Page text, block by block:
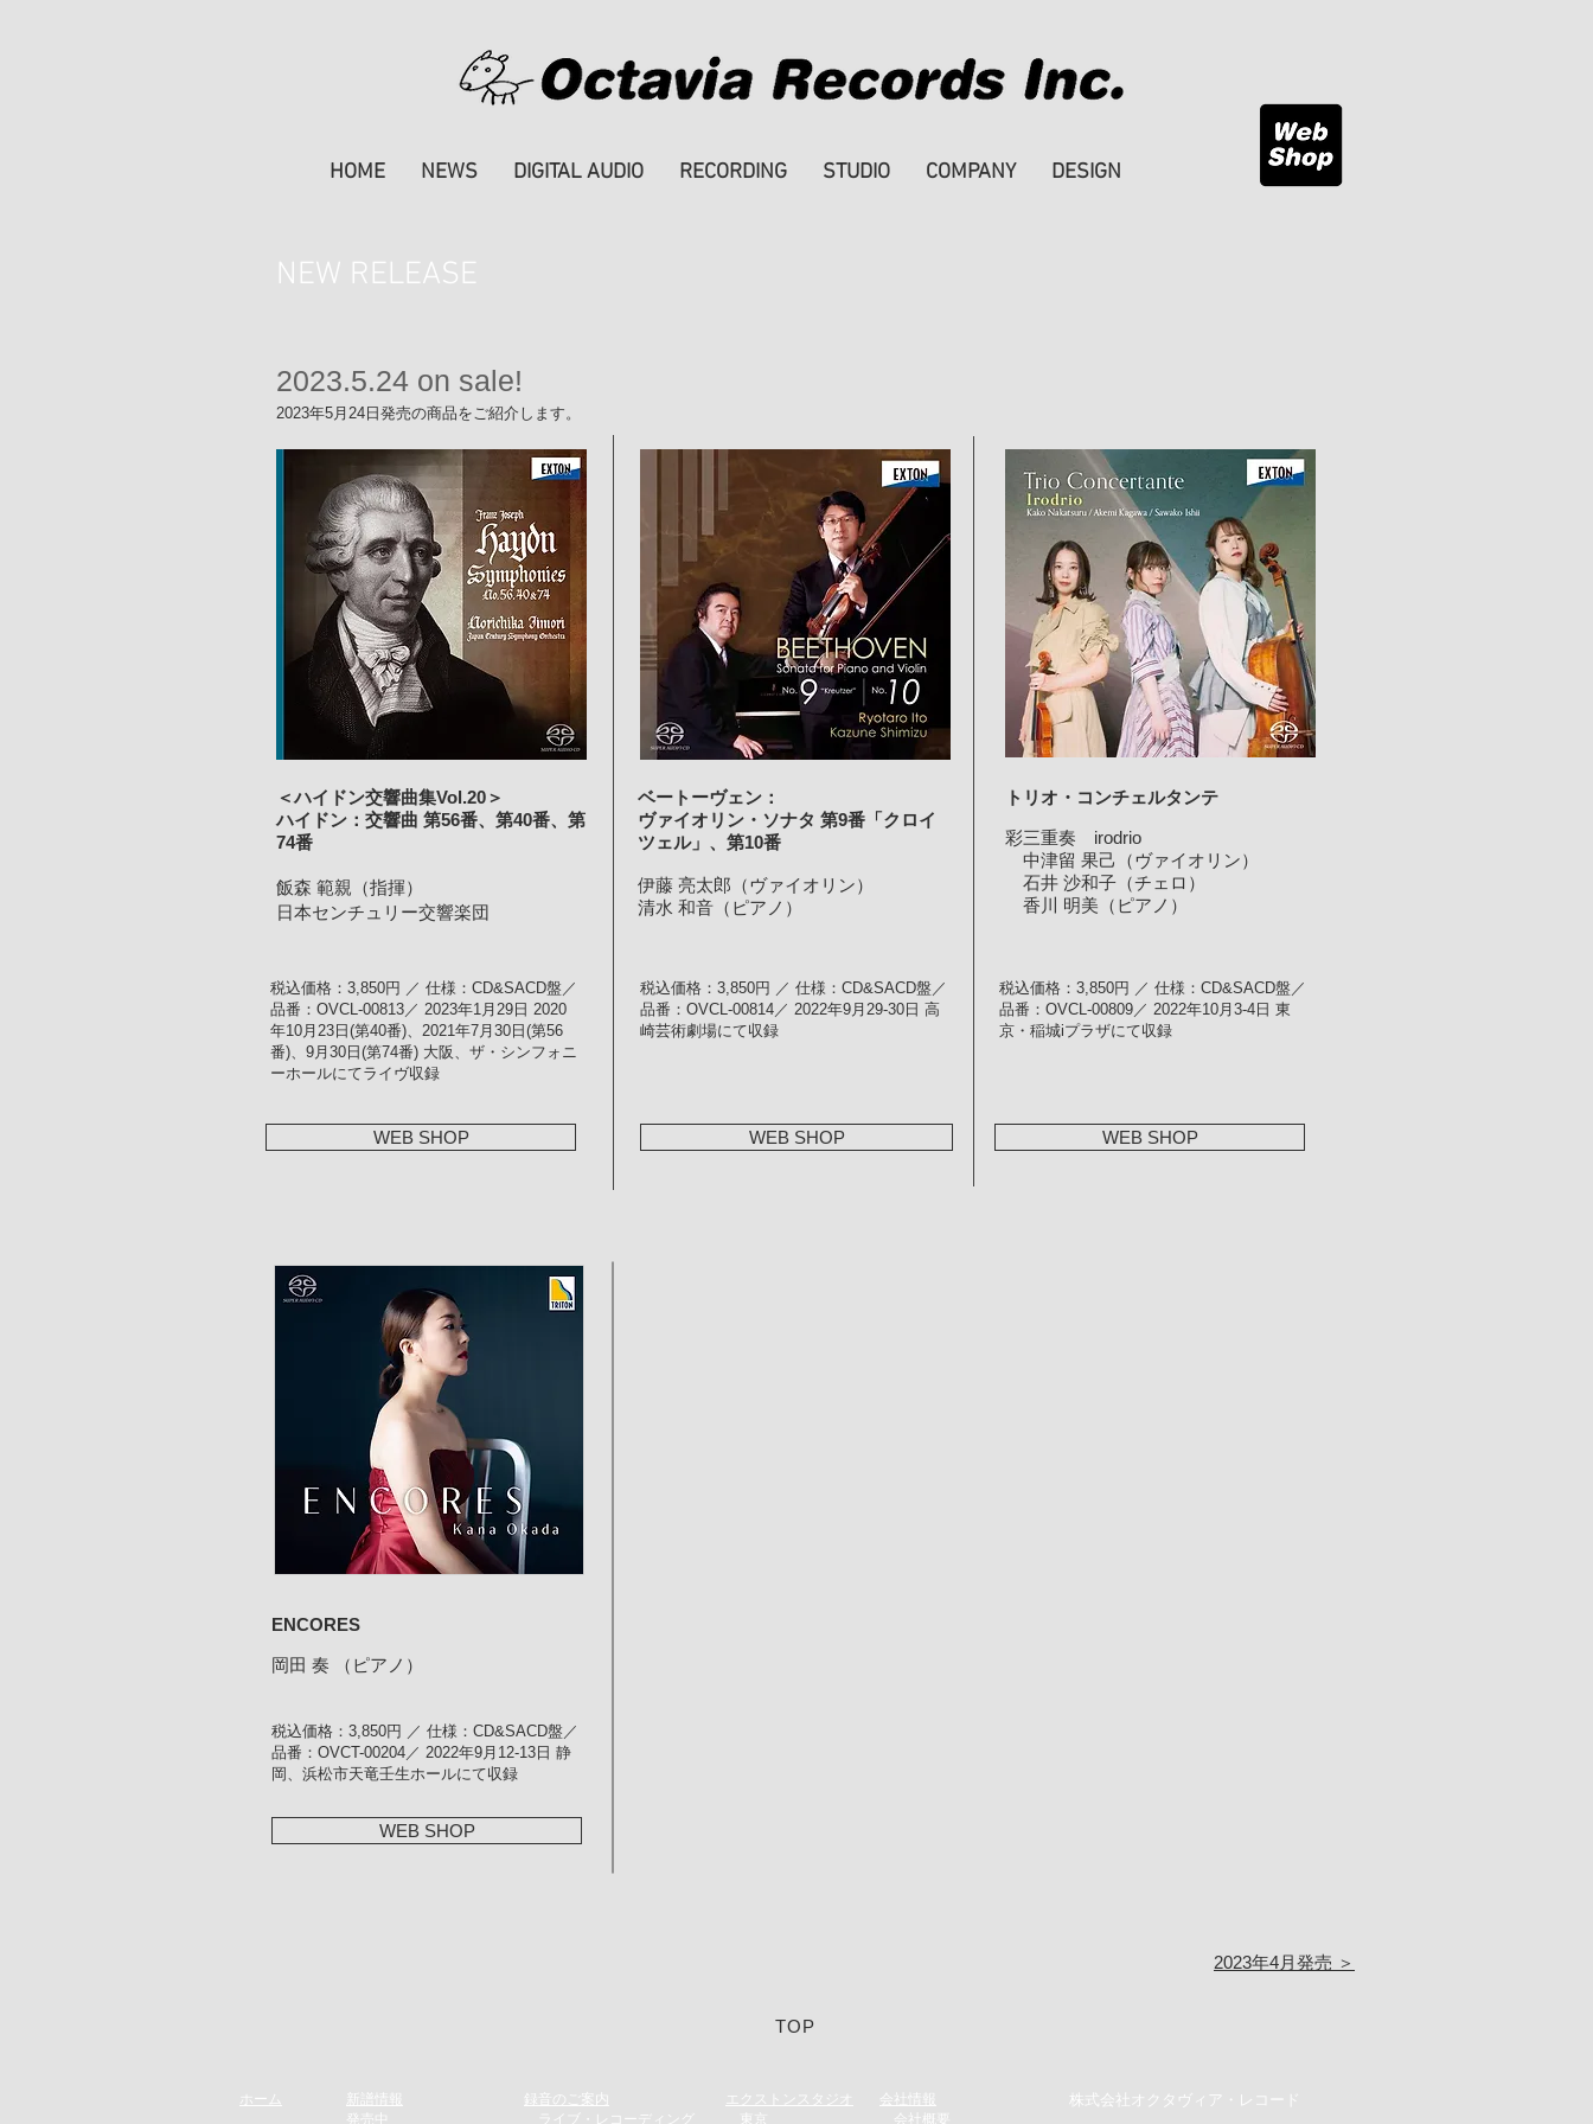
HOME NEWS DIGITAL AUDIO RECORDING STUDIO COMPANY DESIGN
2023.5.24 on sale!
2023年5月24日発売の商品をご紹介します。
ベートーヴェン：
ヴァイオリン・ソナタ 第9番「クロイ
ツェル」、第10番
伊藤 亮太郎（ヴァイオリン）
清水 和音（ピアノ）
トリオ・コンチェルタンテ
彩三重奏 irodrio
中津留 果己（ヴァイオリン）
石井 沙和子（チェロ）
香川 明美（ピアノ）
＜ハイドン交響曲集Vol.20＞
ハイドン：交響曲 第56番、第40番、第
74番
飯森 範親（指揮）
日本センチュリー交響楽団
税込価格：3,850円 ／ 仕様：CD&SACD盤／
品番：OVCL-00813／ 2023年1月29日 2020
年10月23日(第40番)、2021年7月30日(第56
番)、9月30日(第74番) 大阪、ザ・シンフォニ
ーホールにてライヴ収録
税込価格：3,850円 ／ 仕様：CD&SACD盤／
品番：OVCL-00814／ 2022年9月29-30日 高
崎芸術劇場にて収録
税込価格：3,850円 ／ 仕様：CD&SACD盤／
品番：OVCL-00809／ 2022年10月3-4日 東
京・稲城iプラザにて収録
WEB SHOP WEB SHOP WEB SHOP
ENCORES
岡田 奏 （ピアノ）
税込価格：3,850円 ／ 仕様：CD&SACD盤／
品番：OVCT-00204／ 2022年9月12‐13日 静
岡、浜松市天竜壬生ホールにて収録
WEB SHOP
NEW RELEASE
TOP
2023年4月発売 ＞
ホーム
新譜情報
​発売 中
録音のご案内​
ライブ・レコーディング
エクストンスタジオ
東京
会社情報
会社概要
株式会社オクタヴィア・レコード